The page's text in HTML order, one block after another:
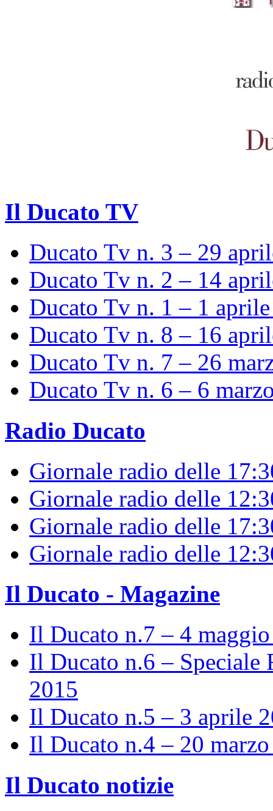
Il Ducato TV
Ducato Tv n. 3 – 29
Ducato Tv n. 2 – 14
Ducato Tv n. 1 – 1
Ducato Tv n. 8 – 16
Ducato Tv n. 7 – 26
Ducato Tv n. 6 – 6
Radio Ducato
Giornale radio delle
Giornale radio delle
Giornale radio delle
Giornale radio delle
Il Ducato - Magazine
Il Ducato n.7 – 4
Il Ducato n.6 – Speciale
2015
Il Ducato n.5 – 3 aprile
Il Ducato n.4 – 20
Il Ducato notizie